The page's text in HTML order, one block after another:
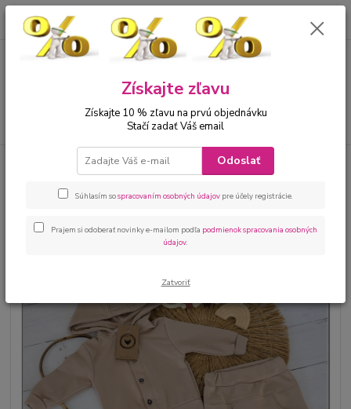
00421 905 612848 za0 €
Kojenecká 2 dielna súprava mokka
Kojenecká 2 dielna súprava
mokka
Získajte zľavu
Získajte 10 % zľavu na prvú objednávku
Stačí zadať Váš email
Odoslať
Súhlasím sospracovaním osobných údajov pre účely registrácie.
Prajem si odoberať novinky e-mailom podľa podmienok spracovania osobných
údajov.
Zatvoriť